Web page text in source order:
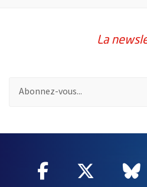
La
Facebook
, Ouvre une
Twitter
,